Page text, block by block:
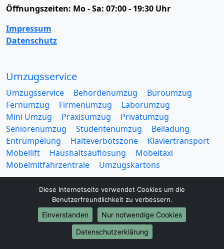
Öffnungszeiten: Mo - Sa: 07:00 - 19:30 Uhr
Impressum
Datenschutz
Umzugsservice
Umzugsservice Behördenumzug
Büroumzug
Fernumzug
Firmenumzug
Laborumzug
Mini Umzug
Praxisumzug
Privatumzug
Seniorenumzug
Studentenumzug
Beiladung
Entrümpelung
Halteverbotszone
Klaviertransport
Möbellift
Haushaltsauflösung
Möbeltaxi
Möbelmitfahrzentrale
Umzugskartons
Europa-Umzüge
Diese Internetseite verwendet Cookies um die
Benutzerfreundlichkeit zu verbessern.
Einverstanden
Nur notwendige Cookies
Datenschutzerklärung